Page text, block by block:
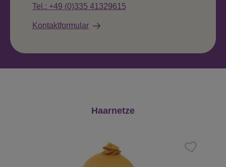
Tel.: +49 (0)335 41329615
Kontaktformular
Produktgalerie überspringen
Haarnetze